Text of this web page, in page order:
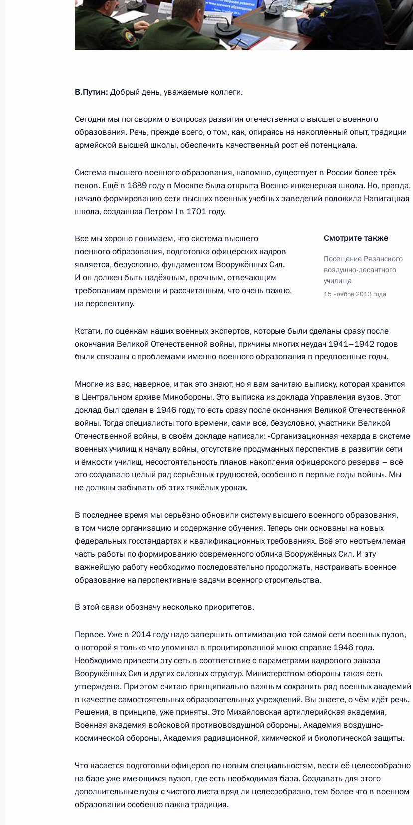
15 ноября 2013 года, 16:30 Рязань
14 ноября 2013 года, четверг
14 ноября 2013 года, 20:30 Московская область, Ново-Огарёво
Заседание наблюдательного совета Агентства стратегических
инициатив
11
Телефонный разговор с Президентом Сирии Башаром Асадом
13 ноября 2013 года, среда
Возложение цветов к памятнику погибшим морякам крейсера
«Варяг» и канонерской лодки «Кореец»
13 ноября 2013 года, 16:00 Сеул
Открытие памятника А.С. Пушкину
13 ноября 2013 года, 14:00 Сеул
7
13 ноября 2013 года, 12:15 Сеул
Встреча с президентом Всемирной федерации тхэквондо
13 ноября 2013 года, 09:30 Сеул
13 ноября 2013 года, 09:10 Сеул
12 ноября 2013 года, вторник
Владимир Путин прибыл в Корею
12 ноября 2013 года, 22:30 Сеул
Открытие Дней культуры России во Вьетнаме 3
В.Путин: Добрый день, уважаемые коллеги.
Сегодня мы поговорим о вопросах развития отечественного высшего военного
образования. Речь, прежде всего, о том, как, опираясь на накопленный опыт, традиции
армейской высшей школы, обеспечить качественный рост её потенциала.
Система высшего военного образования, напомню, существует в России более трёх
веков. Ещё в 1689 году в Москве была открыта Военно-инженерная школа. Но, правда,
начало формированию сети высших военных учебных заведений положила Навигацкая
школа, созданная Петром I в 1701 году.
Смотрите также
Посещение Рязанского
воздушно-десантного
училища
15 ноября 2013 года
Все мы хорошо понимаем, что система высшего
военного образования, подготовка офицерских кадров
является, безусловно, фундаментом Вооружённых Сил.
И он должен быть надёжным, прочным, отвечающим
требованиям времени и рассчитанным, что очень важно,
на перспективу.
Кстати, по оценкам наших военных экспертов, которые были сделаны сразу после
окончания Великой Отечественной войны, причины многих неудач 1941–1942 годов
были связаны с проблемами именно военного образования в предвоенные годы.
Многие из вас, наверное, и так это знают, но я вам зачитаю выписку, которая хранится
в Центральном архиве Минобороны. Это выписка из доклада Управления вузов. Этот
доклад был сделан в 1946 году, то есть сразу после окончания Великой Отечественной
войны. Тогда специалисты того времени, сами все, безусловно, участники Великой
Отечественной войны, в своём докладе написали: «Организационная чехарда в системе
военных училищ к началу войны, отсутствие продуманных перспектив в развитии сети
и ёмкости училищ, несостоятельность планов накопления офицерского резерва – всё
это создавало целый ряд серьёзных трудностей, особенно в первые годы войны». Мы
не должны забывать об этих тяжёлых уроках.
В последнее время мы серьёзно обновили систему высшего военного образования,
в том числе организацию и содержание обучения. Теперь они основаны на новых
федеральных госстандартах и квалификационных требованиях. Всё это неотъемлемая
часть работы по формированию современного облика Вооружённых Сил. И эту
важнейшую работу необходимо последовательно продолжать, настраивать военное
образование на перспективные задачи военного строительства.
В этой связи обозначу несколько приоритетов.
Первое. Уже в 2014 году надо завершить оптимизацию той самой сети военных вузов,
о которой я только что упоминал в процитированной мною справке 1946 года.
Необходимо привести эту сеть в соответствие с параметрами кадрового заказа
Вооружённых Сил и других силовых структур. Министерством обороны такая сеть
утверждена. При этом считаю принципиально важным сохранить ряд военных академий
в качестве самостоятельных образовательных учреждений. Вы знаете, о чём идёт речь.
Решения, в принципе, уже приняты. Это Михайловская артиллерийская академия,
Военная академия войсковой противовоздушной обороны, Академия воздушно-
космической обороны, Академия радиационной, химической и биологической защиты.
Что касается подготовки офицеров по новым специальностям, вести её целесообразно
на базе уже имеющихся вузов, где есть необходимая база. Создавать для этого
дополнительные вузы с чистого листа вряд ли целесообразно, тем более что в военном
образовании особенно важна традиция.